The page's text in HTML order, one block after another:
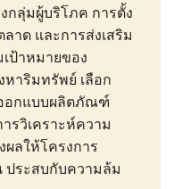
กลุ่มผู้บริโภค การตั้ง
าด และการส่งเสริม
ป้าหมายของ
าริมทรัพย์ เลือก
อกแบบผลิตภัณฑ์
รวิเคราะห์ความ
ผลให้โครงการ
ระสบกับความล้ม